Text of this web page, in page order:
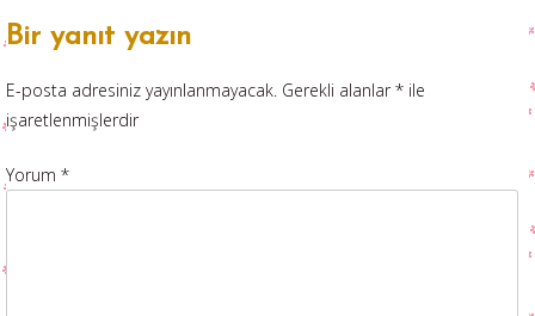
navigation
Bir yanıt yazın
E-posta adresiniz yayınlanmayacak. Gerekli alanlar* ile
işaretlenmişlerdir
Yorum *